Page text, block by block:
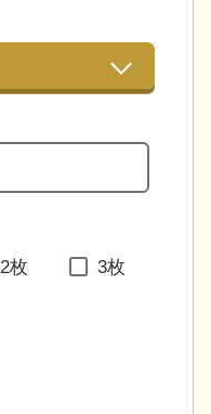
2枚 3枚